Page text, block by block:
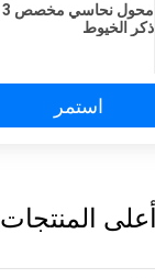
ذكر الخيوط
استمر
أعلى المنتجات